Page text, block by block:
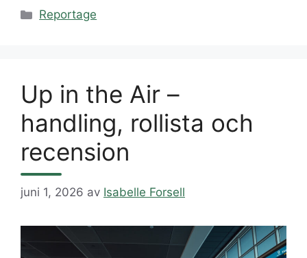
Kategorier
Reportage
Up in the Air –
handling, rollista och
recension
juni 1, 2026 av Isabelle Forsell